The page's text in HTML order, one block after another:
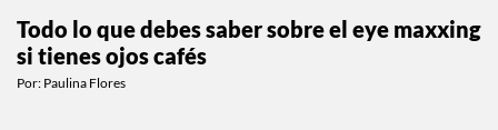
Todo lo que debes saber sobre el eye maxxing
si tienes ojos cafés
Por: Paulina Flores